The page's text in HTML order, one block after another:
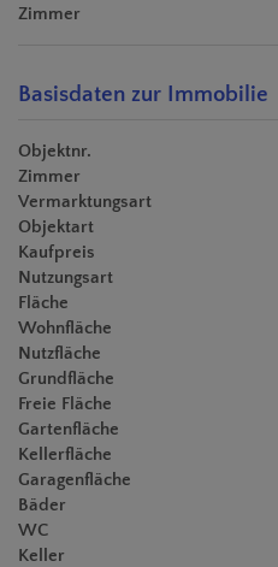
Zimmer
Basisdaten zur Immobilie
Objektnr.
Zimmer
Vermarktungsart
Objektart
Kaufpreis
Nutzungsart
Fläche
Wohnfläche
Nutzfläche
Grundfläche
Freie Fläche
Gartenfläche
Kellerfläche
Garagenfläche
Bäder
WC
Keller